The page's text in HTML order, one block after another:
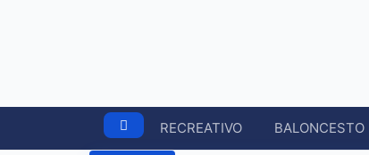
RECREATIVO BALONCESTO